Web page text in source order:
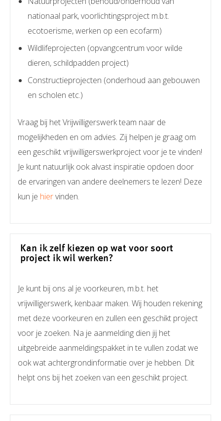
nationaal park, voorlichtingsproject m.b.t.
ecotoerisme, werken op een ecofarm)
Wildlifeprojecten (opvangcentrum voor wilde
dieren, schildpadden project)
Constructieprojecten (onderhoud aan gebouwen
en scholen etc.)
Vraag bij het Vrijwilligerswerk team naar de
mogelijkheden en om advies. Zij helpen je graag om
een geschikt vrijwilligerswerkproject voor je te vinden!
Je kunt natuurlijk ook alvast inspiratie opdoen door
de ervaringen van andere deelnemers te lezen! Deze
kun je hiervinden.
Kan ik zelf kiezen op wat voor soort
project ik wil werken?
Je kunt bij ons al je voorkeuren, m.b.t. het
vrijwilligerswerk, kenbaar maken. Wij houden rekening
met deze voorkeuren en zullen een geschikt project
voor je zoeken. Na je aanmelding dien jij het
uitgebreide aanmeldingspakket in te vullen zodat we
ook wat achtergrondinformatie over je hebben. Dit
helpt ons bij het zoeken van een geschikt project.